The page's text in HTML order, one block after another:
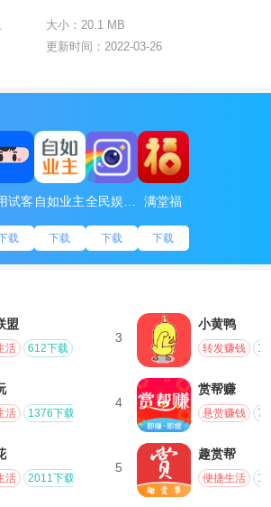
大小：20.1 MB
更新时间：2022-03-26
试客
载
自如业主
下载 下载
满堂福
下载
盟
活 612下载
活 1376下载
活 2011下载
3
小黄鸭
转发赚钱
4
赏帮赚
悬赏赚钱
5
趣赏帮
便捷生活